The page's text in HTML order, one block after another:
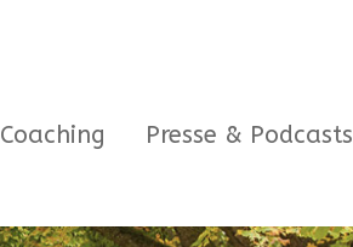
Coaching Presse & Podcasts